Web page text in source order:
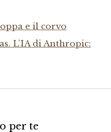
e il corvo
L’IA di Anthropic:
per te